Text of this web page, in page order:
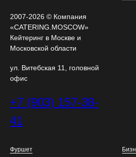
2007-2026 © Компания
«CATERING.MOSCOW»
Кейтеринг в Москве и
Московской области
ул. Витебская 11, головной
офис
+7 (903) 157-38-
41
Фуршет